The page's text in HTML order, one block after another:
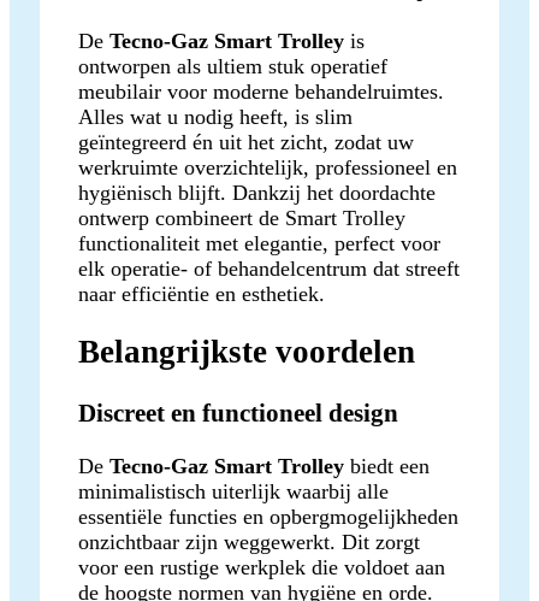
De Tecno-Gaz Smart Trolley is
ontworpen als ultiem stuk operatief
meubilair voor moderne behandelruimtes.
Alles wat u nodig heeft, is slim
geïntegreerd én uit het zicht, zodat uw
werkruimte overzichtelijk, professioneel en
hygiënisch blijft. Dankzij het doordachte
ontwerp combineert de Smart Trolley
functionaliteit met elegantie, perfect voor
elk operatie- of behandelcentrum dat streeft
naar efficiëntie en esthetiek.
Belangrijkste voordelen
Discreet en functioneel design
De Tecno-Gaz Smart Trolley biedt een
minimalistisch uiterlijk waarbij alle
essentiële functies en opbergmogelijkheden
onzichtbaar zijn weggewerkt. Dit zorgt
voor een rustige werkplek die voldoet aan
de hoogste normen van hygiëne en orde.